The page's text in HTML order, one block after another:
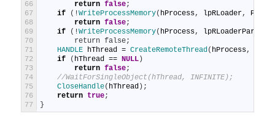
66
67
68
69
70
71
72
73
74
75
76
77
return false;
if
( !WriteProcessMemory( hProcess, lpRLoader,
return false;
if
( !WriteProcessMemory( hProcess, lpRLoaderParam
return false;
HANDLE hThread = CreateRemoteThread( hProcess,
if
( hThread == NULL )
return false;
//WaitForSingleObject(hThread, INFINITE);
CloseHandle( hThread ) ;
return true;
}